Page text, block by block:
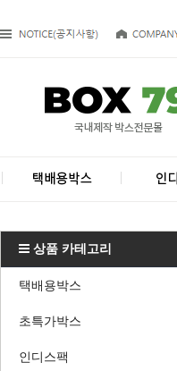
상품 카테고리
택배용박스
초특가박스
인디스팩